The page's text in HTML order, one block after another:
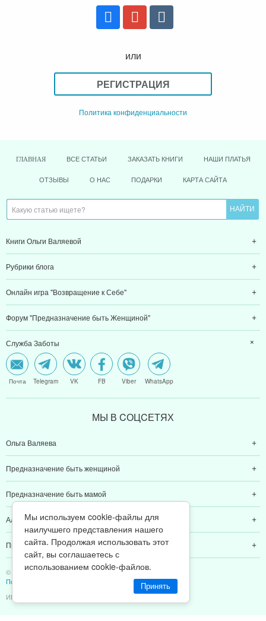
или
РЕГИСТРАЦИЯ
Политика конфиденциальности
ГЛАВНАЯ ВСЕ СТАТЬИ ЗАКАЗАТЬ КНИГИ НАШИ ПЛАТЬЯ
ОТЗЫВЫ О НАС ПОДАРКИ КАРТА САЙТА
Книги Ольги Валяевой
Рубрики блога
Онлайн игра "Возвращение к Себе"
Форум "Предназначение быть Женщиной"
Служба Заботы
Почта Telegram VK FB Viber WhatsApp
МЫ В CОЦCЕТЯХ
Ольга Валяева
Предназначение быть женщиной
Предназначение быть мамой
Алексей Валяев
Предназначение быть папой
© 2011-2026 Предназначение быть Женщиной
Политика конфиденциальности
ИП Валяев А. В. | ИНН 380111808709
Мы используем cookie-файлы для
наилучшего представления нашего
сайта. Продолжая использовать этот
сайт, вы соглашаетесь с
использованием cookie-файлов.
Принять